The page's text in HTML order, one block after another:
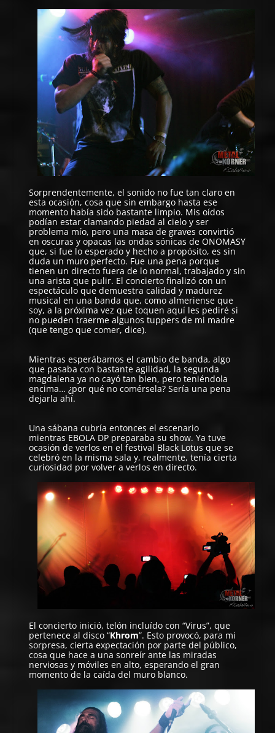
Sorprendentemente, el sonido no fue tan claro en
esta ocasión, cosa que sin embargo hasta ese
momento había sido bastante limpio. Mis oídos
podían estar clamando piedad al cielo y ser
problema mío, pero una masa de graves convirtió
en oscuras y opacas las ondas sónicas de ONOMASY
que, si fue lo esperado y hecho a propósito, es sin
duda un muro perfecto. Fue una pena porque
tienen un directo fuera de lo normal, trabajado y sin
una arista que pulir. El concierto finalizó con un
espectáculo que demuestra calidad y madurez
musical en una banda que, como almeriense que
soy, a la próxima vez que toquen aquí les pediré si
no pueden traerme algunos tuppers de mi madre
(que tengo que comer, dice).
Mientras esperábamos el cambio de banda, algo
que pasaba con bastante agilidad, la segunda
magdalena ya no cayó tan bien, pero teniéndola
encima… ¿por qué no comérsela? Sería una pena
dejarla ahí.
Una sábana cubría entonces el escenario
mientras EBOLA DP preparaba su show. Ya tuve
ocasión de verlos en el festival Black Lotus que se
celebró en la misma sala y, realmente, tenía cierta
curiosidad por volver a verlos en directo.
El concierto inició, telón incluído con “Virus”, que
pertenece al disco “Khrom”. Esto provocó, para mi
sorpresa, cierta expectación por parte del público,
cosa que hace a una sonreír ante las miradas
nerviosas y móviles en alto, esperando el gran
momento de la caída del muro blanco.